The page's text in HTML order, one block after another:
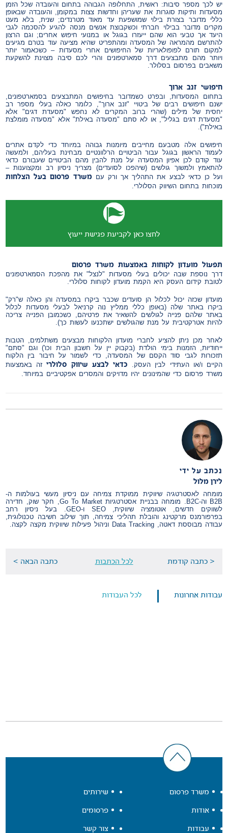
יש לכך מספר סיבות: ראשית, התחלופה הגבוהה בתחום והעובדה שכל הזמן
מסעדות ותיקות סוגרות את שעריהן וחדשות צצות במקומן, והעובדה שבאופן
כללי מדובר בצורת בילוי שמושפעת עד מאוד מטרנדים; שנית, בלא מעט
מקרים מדובר בבילוי חברתי וכשקבוצת אנשים מנסה להגיע להסכמה לגבי
היעד אך טבעי הוא שהם ייעזרו בגוגל או במנועי חיפוש אחרים; וגם הרצון
להתרשם מהמראה של המסעדה ומהתפריט שהיא מציעה עוד בטרם מגיעים
למקום תורם לפופולאריות של החיפושים אחרי מסעדות – כשכאמור יותר
ויותר מהם מתבצעים דרך סמארטפונים והרי לכם סיבה מצוינת להשקעת
משאבים בפרסום בסלולר.
חיפושי זנב ארוך
בתחום המסעדות, ובפרט כשמדובר בחיפושים המתבצעים בסמארטפונים,
ישנם חיפושים רבים של ביטויי "זנב ארוך", כלומר כאלה בעלי מספר רב
יחסית של מילים (שהרי ברוב המקרים לא נחפש "מסעדת דגים" אלא
"מסעדת דגים בגליל", או לא סתם "מסעדה באילת" אלא "מסעדה מומלצת
באילת").
חיפושים אלה מטבעם מחייבים מיומנות גבוהה במיוחד כדי לקדם אתרים
לעמוד הראשון בגוגל עבור הביטויים הרלוונטיים מבחינת בעליהם, ולמעשה
עוד קודם לכן אפיון המסעדה על מנת להבין מהם הביטויים שעבורם כדאי
להתאמץ ולמשוך גולשים (שיהפכו לסועדים) מצריך ניסיון רב ומקצוענות –
ועל כן כדאי לבצע את התהליך אך ורק עם משרד פרסום בעל הצלחות
מוכחות בתחום השיווק הסלולרי.
לחצו כאן לקביעת פגישת ייעוץ
תפעול מועדון לקוחות באמצעות משרד פרסום
דרך נוספת שבה יכולים בעלי מסעדות "לנצל" את מהפכת הסמארטפונים
לטובת קידום העסק היא הקמת מועדון לקוחות סלולרי.
מועדון שכזה יכול לכלול הן סועדים שכבר ביקרו במסעדה והן כאלה ש"רק"
ביקרו באתר שלה (באופן כללי ממליץ נוה קרניאל לבעלי מסעדות לכלול
באתר שלהם פנייה לגולשים להשאיר את פרטיהם, כשכמובן הפנייה צריכה
להיות אטרקטיבית על מנת שהגולשים ישתכנעו לעשות כך).
לאחר מכן ניתן להציע לחברי מועדון הלקוחות מבצעים משתלמים, הטבות
ייחודיות, הזמנות בימי הולדת (בקבוק יין על חשבון הבית וכו') וגם "סתם"
תזכורות לגבי סוד הקסם של המסעדה, כדי לשמור על חיבור בין הלקוח
הקיים ו/או העתידי לבין העסק. כדאי לבצע שיווק סלולריזה באמצעות
משרד פרסום כדי שהמינונים יהיו מדויקים והמסרים אפקטיביים במיוחד.
נכתב על ידי
לירן מלול
מומחה לאסטרטגיה שיווקית ממוקדת צמיחה עם ניסיון מעשי בעולמות ה-
B2B וה-B2C. מומחה בבניית אסטרטגיות Go To Market, חקר שוק, חדירה
לשווקים חדשים, אוטומציה שיווקית, SEO ו-GEO. בעל ניסיון רחב
בפרפורמנס מרקטינג והובלת תהליכי צמיחה, תוך שילוב חשיבה טכנולוגית,
עבודה מבוססת דאטה, Data Tracking וניהול פעילות שיווקית מקצה לקצה.
< כתבה קודמת לכל הכתבות כתבה הבאה >
עבודות אחרונות לכל העבודות
משרד פרסום
אודות
עבודות
שירותים
פרסומים
צור קשר